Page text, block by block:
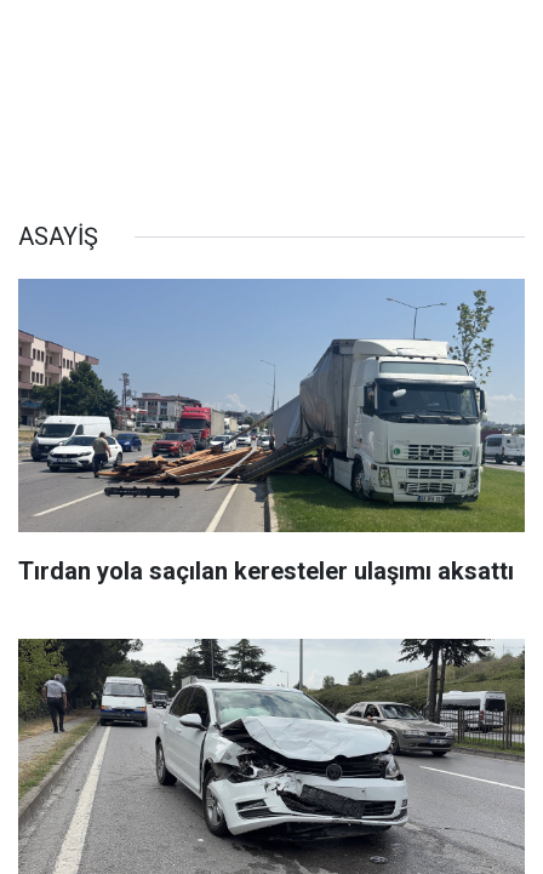
ASAYİŞ
Tırdan yola saçılan keresteler ulaşımı aksattı